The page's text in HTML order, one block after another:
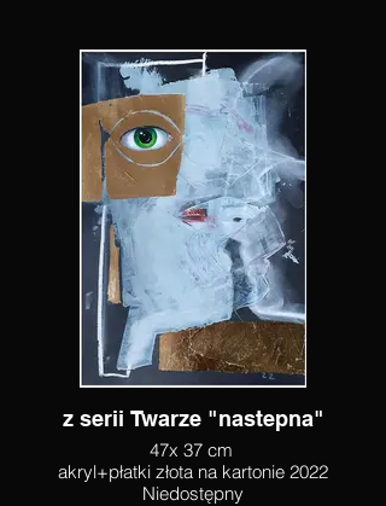
z serii Twarze "nastepna"
47x 37 cm
akryl+płatki złota na kartonie 2022
Niedostępny